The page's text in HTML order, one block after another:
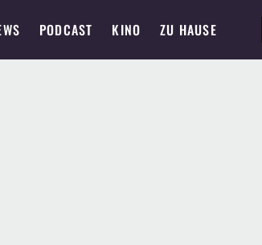
PODCAST KINO ZU HAUSE